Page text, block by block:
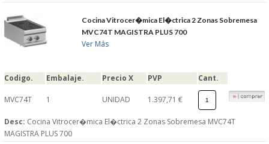
Cocina Vitrocer�mica El�ctrica 2 Zonas Sobremesa
MVC74T MAGISTRA PLUS 700
Ver Más
Codigo. Embalaje. Precio X PVP Cant.
MVC74T 1 UNIDAD 1.397,71 €
Desc: Cocina Vitrocer�mica El�ctrica 2 Zonas Sobremesa MVC74T
MAGISTRA PLUS 700